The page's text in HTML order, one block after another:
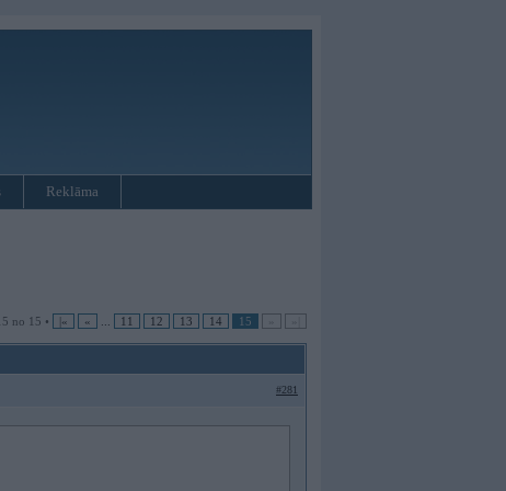
Reklāma
no 15 • |« « 11 12 13 14 15
#281